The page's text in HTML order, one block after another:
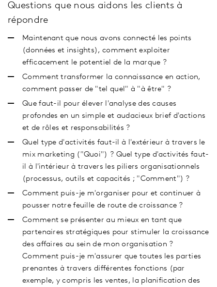
Questions que nous aidons les clients à
répondre
Maintenant que nous avons connecté les points
(données et insights), comment exploiter
efficacement le potentiel de la marque ?
Comment transformer la connaissance en action,
comment passer de "tel quel" à "à être" ?
Que faut-il pour élever l'analyse des causes
profondes en un simple et audacieux brief d'actions
et de rôles et responsabilités ?
Quel type d'activités faut-il à l'extérieur à travers le
mix marketing ("Quoi") ? Quel type d'activités faut-
il à l'intérieur à travers les piliers organisationnels
(processus, outils et capacités ; "Comment") ?
Comment puis-je m'organiser pour et continuer à
pousser notre feuille de route de croissance ?
Comment se présenter au mieux en tant que
partenaires stratégiques pour stimuler la croissance
des affaires au sein de mon organisation ?
Comment puis-je m'assurer que toutes les parties
prenantes à travers différentes fonctions (par
exemple, y compris les ventes, la planification des